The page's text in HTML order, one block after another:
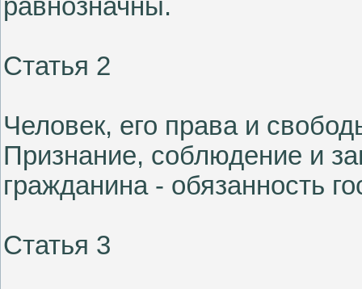
равнозначны.
Статья 2
Человек, его права и
Признание, соблюдение и
гражданина - обязанность
Статья 3